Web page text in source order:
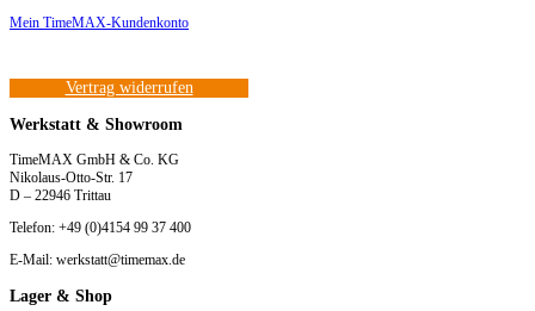
Mein TimeMAX-Kundenkonto
Vertrag widerrufen
Werkstatt & Showroom
TimeMAX GmbH & Co. KG
Nikolaus-Otto-Str. 17
D – 22946 Trittau
Telefon: +49 (0)4154 99 37 400
E-Mail: werkstatt@timemax.de
Lager & Shop